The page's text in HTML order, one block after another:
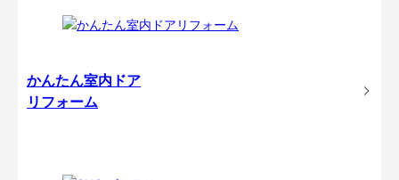
かんたん室内ドア
リフォーム